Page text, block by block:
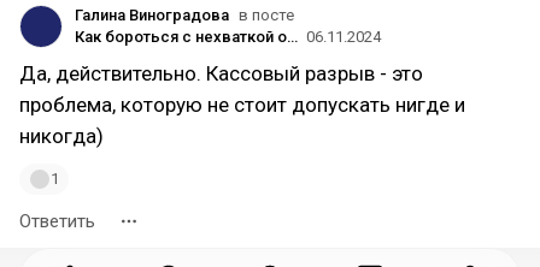
Галина Виноградова в посте
Как бороться с нехваткой оборотных средств и кассовыми разрывами в туристическом бизнесе 06.11.2024
Да, действительно. Кассовый разрыв - это
проблема, которую не стоит допускать нигде и
никогда)
1
Ответить